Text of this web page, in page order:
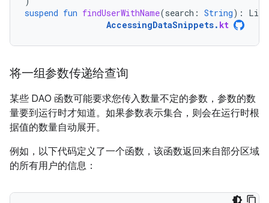
suspend fun findUserWithName(search : String):
AccessingDataSnippets. kt
将一组参数传递给查询
某些 DAO 函数可能要求您传入数量不定的参数，参数的数
量要到运行时才知道。如果参数表示集合，则会在运行时根
据值的数量自动展开。
例如，以下代码定义了一个函数，该函数返回来自部分区域
的所有用户的信息：